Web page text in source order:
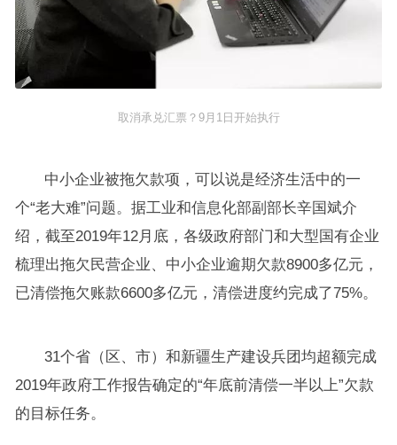
取消承兑汇票？9月1日开始执行
中小企业被拖欠款项，可以说是经济生活中的一
个“老大难”问题。据工业和信息化部副部长辛国斌介
绍，截至2019年12月底，各级政府部门和大型国有企业
梳理出拖欠民营企业、中小企业逾期欠款8900多亿元，
已清偿拖欠账款6600多亿元，清偿进度约完成了75%。
31个省（区、市）和新疆生产建设兵团均超额完成
2019年政府工作报告确定的“年底前清偿一半以上”欠款
的目标任务。